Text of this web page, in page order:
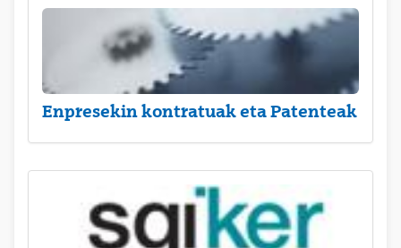
Enpresekin kontratuak eta Patenteak